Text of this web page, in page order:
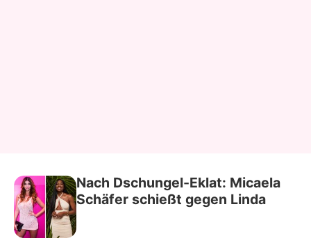
Nach Dschungel-Eklat: Micaela
Schäfer schießt gegen Linda